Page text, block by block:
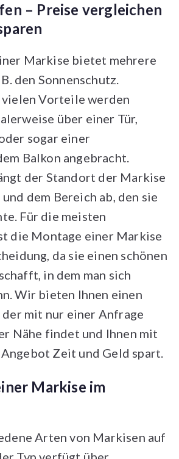
– Preise vergleichen
Markise bietet mehrere
den Sonnenschutz.
Vorteile werden
über einer Tür,
sogar einer
Balkon angebracht.
der Standort der Markise
dem Bereich ab, den sie
Für die meisten
die Montage einer Markise
da sie einen schönen
in dem man sich
Wir bieten Ihnen einen
mit nur einer Anfrage
Nähe findet und Ihnen mit
Zeit und Geld spart.
Markise im
Arten von Markisen auf